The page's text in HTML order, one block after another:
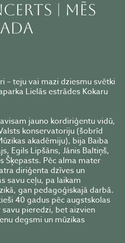
| MĒS
– teju vai mazi dziesmu svētki
Lielās estrādes Kokaru
jauno kordiriģentu vidū,
konservatoriju (šobrīd
akadēmiju), bija Baiba
Egils Lipšāns, Jānis Baltiņš,
Šķepasts. Pēc alma mater
diriģenta dzīves un
savu ceļu, pa laikam
gan pedagoģiskajā darbā.
40 gadus pēc augstskolas
pieredzi, bet aizvien
degsmi un mūzikas